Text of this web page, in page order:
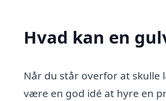
Hvad kan en
Når du står overfor at skulle
være en god idé at hyre en